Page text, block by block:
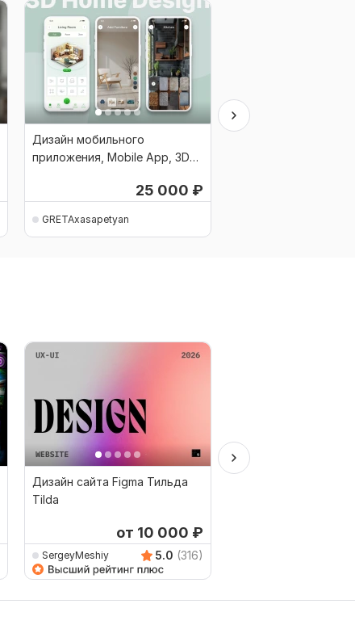
Дизайн мобильного
приложения, Mobile App, 3D
25 000 ₽
GRETAxasapetyan
Дизайн сайта Figma Тильда
Tilda
от 10 000 ₽
SergeyMeshiy 5.0 (316)